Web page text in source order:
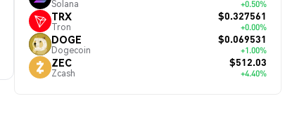
Solana +0.50%
TRX
Tron
$0.327561
+0.00%
DOGE
Dogecoin
$0.069531
+1.00%
ZEC
Zcash
$512.03
+4.40%